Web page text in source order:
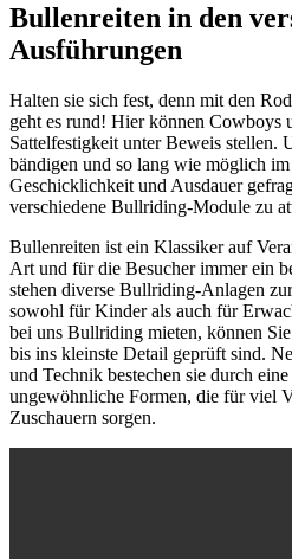
Bullenreiten in den
Ausführungen
Halten sie sich fest, denn mit den
geht es rund! Hier können Cowboys
Sattelfestigkeit unter Beweis stellen.
bändigen und so lang wie möglich
Geschicklichkeit und Ausdauer
verschiedene Bullriding-Module zu
Bullenreiten ist ein Klassiker auf
Art und für die Besucher immer ein
stehen diverse Bullriding-Anlagen
sowohl für Kinder als auch für
bei uns Bullriding mieten, können
bis ins kleinste Detail geprüft sind.
und Technik bestechen sie durch
ungewöhnliche Formen, die für viel
Zuschauern sorgen.